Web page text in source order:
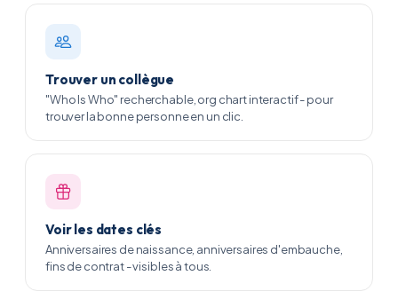
Trouver un collègue
"Who Is Who" recherchable, org chart interactif - pour
trouver la bonne personne en un clic.
Voir les dates clés
Anniversaires de naissance, anniversaires d'embauche,
fins de contrat - visibles à tous.